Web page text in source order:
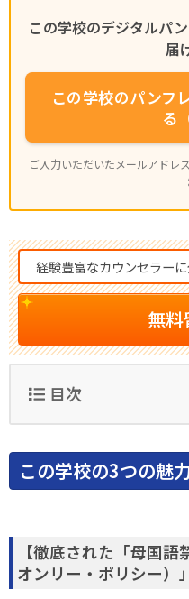
この学校のデジタルパ
届
この学校のパンフ
る
ご入力いただいたメールアドレ
経験豊富なカウンセラー
無
目次
この学校の3つの魅
【徹底された「母国
オンリー・ポリシー）